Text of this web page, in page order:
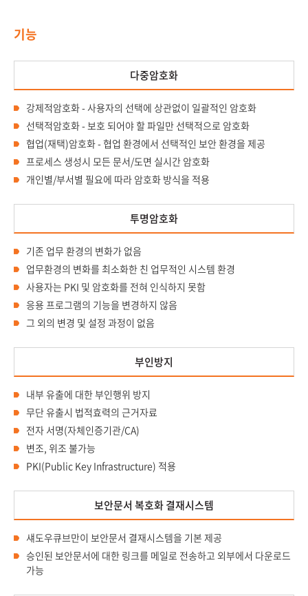
기능
다중암호화
강제적암호화 - 사용자의 선택에 상관없이 일괄적인 암호화
선택적암호화 - 보호 되어야 할 파일만 선택적으로 암호화
협업(재택)암호화 - 협업 환경에서 선택적인 보안 환경을 제공
프로세스 생성시 모든 문서/도면 실시간 암호화
개인별/부서별 필요에 따라 암호화 방식을 적용
투명암호화
기존 업무 환경의 변화가 없음
업무환경의 변화를 최소화한 친 업무적인 시스템 환경
사용자는 PKI 및 암호화를 전혀 인식하지 못함
응용 프로그램의 기능을 변경하지 않음
그 외의 변경 및 설정 과정이 없음
부인방지
내부 유출에 대한 부인행위 방지
무단 유출시 법적효력의 근거자료
전자 서명(자체인증기관/CA)
변조, 위조 불가능
PKI(Public Key Infrastructure) 적용
보안문서 복호화 결재시스템
섀도우큐브만이 보안문서 결재시스템을 기본 제공
승인된 보안문서에 대한 링크를 메일로 전송하고 외부에서 다운로드
가능